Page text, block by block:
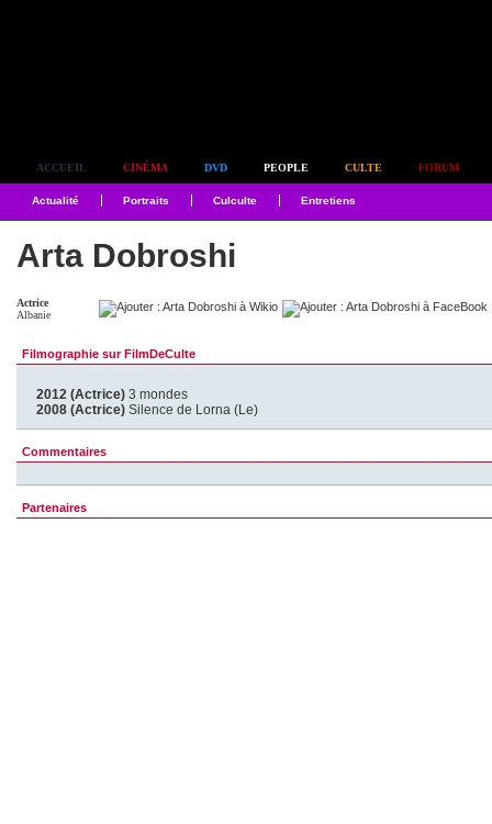
ACCUEIL CINÉMA DVD PEOPLE CULTE FORUM
Actualité Portraits Culculte Entretiens
Arta Dobroshi
Actrice
Albanie
Filmographie sur FilmDeCulte
2012 (Actrice) 3 mondes
2008 (Actrice) Silence de Lorna (Le)
Commentaires
Partenaires